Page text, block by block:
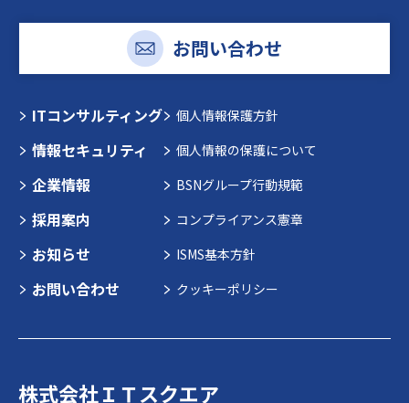
お問い合わせ
ITコンサルティング
情報セキュリティ
企業情報
採用案内
お知らせ
お問い合わせ
個人情報保護方針
個人情報の保護について
BSNグループ行動規範
コンプライアンス憲章
ISMS基本方針
クッキーポリシー
株式会社ＩＴスクエア